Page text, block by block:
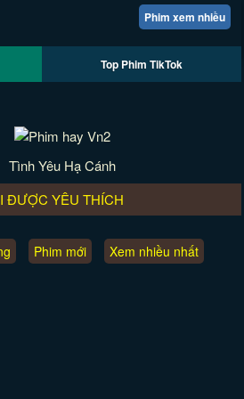
Phim xem nhiều
Top Phim TikTok
Tình Yêu Hạ Cánh
ĐƯỢC YÊU THÍCH
Phim mới Xem nhiều nhất